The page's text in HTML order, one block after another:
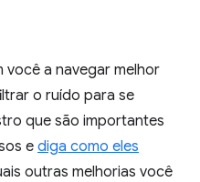
você a navegar melhor
o ruído para se
que são importantes
e diga como eles
outras melhorias você